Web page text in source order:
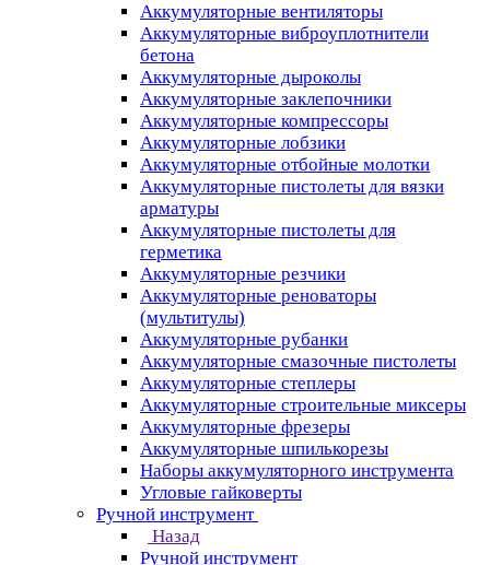
Аккумуляторные вентиляторы
Аккумуляторные виброуплотнители
бетона
Аккумуляторные дыроколы
Аккумуляторные заклепочники
Аккумуляторные компрессоры
Аккумуляторные лобзики
Аккумуляторные отбойные молотки
Аккумуляторные пистолеты для вязки
арматуры
Аккумуляторные пистолеты для
герметика
Аккумуляторные резчики
Аккумуляторные реноваторы
(мультитулы)
Аккумуляторные рубанки
Аккумуляторные смазочные пистолеты
Аккумуляторные степлеры
Аккумуляторные строительные миксеры
Аккумуляторные фрезеры
Аккумуляторные шпилькорезы
Наборы аккумуляторного инструмента
Угловые гайковерты
Ручной инструмент
Назад
Ручной инструмент